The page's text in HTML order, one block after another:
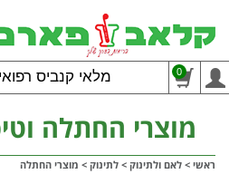
מלאי קנביס רפואי 0
מוצרי החתלה
ראשי > לאם ולתינוק > לתינוק > מוצרי החתלה